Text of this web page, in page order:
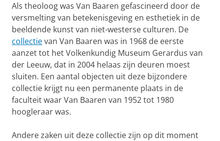
Als theoloog was Van Baaren gefascineerd door de
versmelting van betekenisgeving en esthetiek in de
beeldende kunst van niet-westerse culturen. De
collectievan Van Baaren was in 1968 de eerste
aanzet tot het Volkenkundig Museum Gerardus van
der Leeuw, dat in 2004 helaas zijn deuren moest
sluiten. Een aantal objecten uit deze bijzondere
collectie krijgt nu een permanente plaats in de
faculteit waar Van Baaren van 1952 tot 1980
hoogleraar was.
Andere zaken uit deze collectie zijn op dit moment